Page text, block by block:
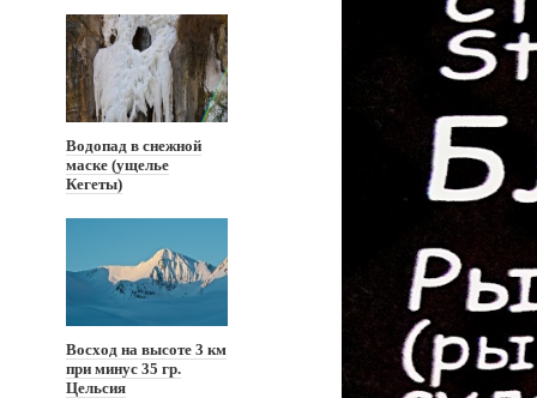
Водопад в снежной
маске (ущелье
Кегеты)
Восход на высоте 3 км
при минус 35 гр.
Цельсия